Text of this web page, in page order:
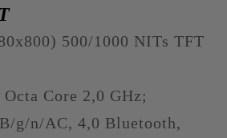
500/1000 NITs TFT
Core 2,0 GHz;
g/n/AC, 4,0 Bluetooth,